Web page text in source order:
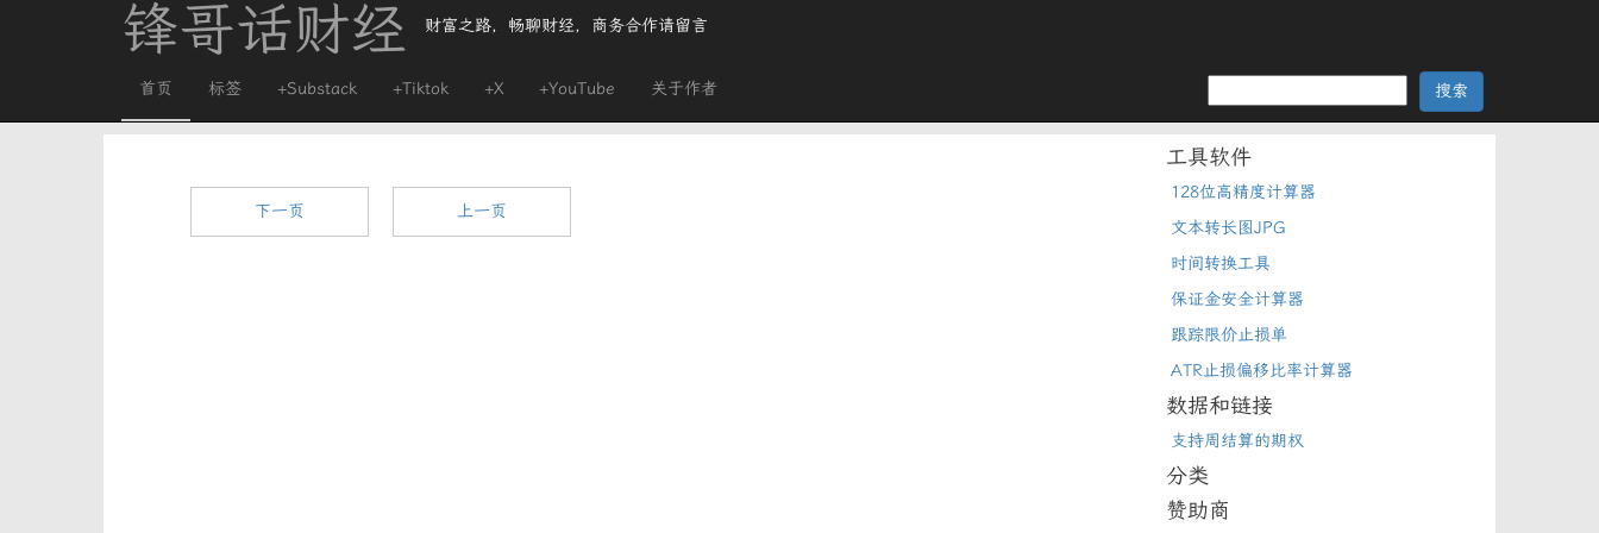
锋哥话财经 财富之路，畅聊财经，商务合作请留言
首页 标签 +Substack +Tiktok +X +YouTube 关于作者
下一页 上一页
工具软件
128位高精度计算器
文本转长图JPG
时间转换工具
保证金安全计算器
跟踪限价止损单
ATR止损偏移比率计算器
数据和链接
支持周结算的期权
分类
赞助商